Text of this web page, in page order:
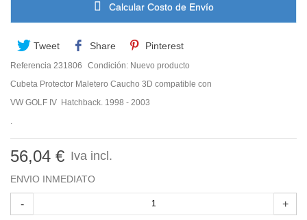
Calcular Costo de Envío
Tweet Share Pinterest
Referencia 231806 Condición: Nuevo producto
Cubeta Protector Maletero Caucho 3D compatible con
VW GOLF IV Hatchback. 1998 - 2003
.
56,04 € Iva incl.
ENVIO INMEDIATO
- +